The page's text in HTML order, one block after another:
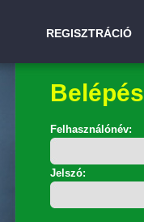
REGISZTRÁCIÓ
Belépés
Felhasználónév:
Jelszó: